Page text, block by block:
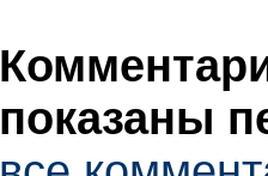
показаны